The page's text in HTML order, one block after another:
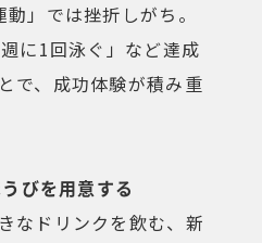
」では挫折しがち。
に1回泳ぐ」など達成
で、成功体験が積み重
びを用意する
なドリンクを飲む、新